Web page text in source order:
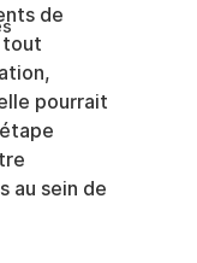
de
tout
pourrait
au sein de